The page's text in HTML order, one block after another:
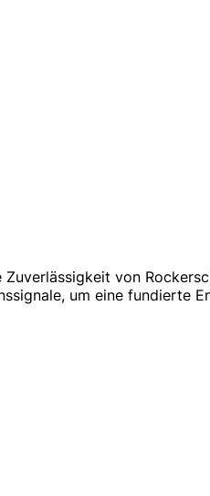
von
um eine fundierte